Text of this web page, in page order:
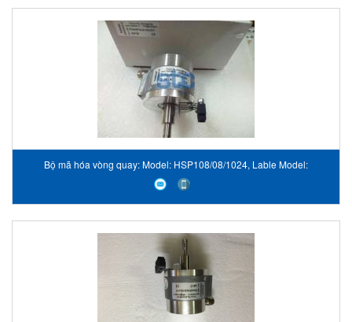
Bộ mã hóa vòng quay: Model: HSP108/08/1024, Lable Model:
PTHHHSP108-08-1024-VN17, hãng Hohner VietNam STC VietNam